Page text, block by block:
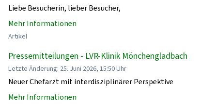
Liebe Besucherin, lieber Besucher,
Mehr Informationen
Artikel
Pressemitteilungen - LVR-Klinik Mönchengladbach
Letzte Änderung: 25. Juni 2026, 15:50 Uhr
Neuer Chefarzt mit interdisziplinärer Perspektive
Mehr Informationen